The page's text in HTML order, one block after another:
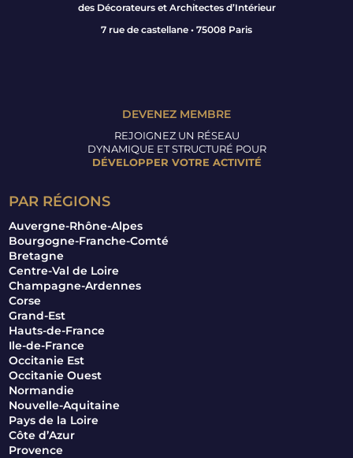
des Décorateurs et Architectes d’Intérieur
7 rue de castellane • 75008 Paris
DEVENEZ MEMBRE
REJOIGNEZ UN RÉSEAU
DYNAMIQUE ET STRUCTURÉ POUR
DÉVELOPPER VOTRE ACTIVITÉ
PAR RÉGIONS
Auvergne-Rhône-Alpes
Bourgogne-Franche-Comté
Bretagne
Centre-Val de Loire
Champagne-Ardennes
Corse
Grand-Est
Hauts-de-France
Ile-de-France
Occitanie Est
Occitanie Ouest
Normandie
Nouvelle-Aquitaine
Pays de la Loire
Côte d’Azur
Provence